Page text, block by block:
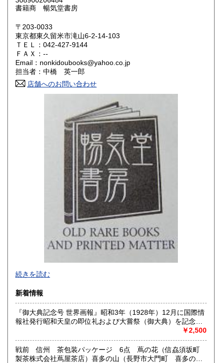
鳥取県
岡山県
山口県 300円
香川県 300円 愛媛県
高知県
300円 長崎県
300円 大分県
300円 鹿児島県
300円
書籍商 暢気堂書房
〒203-0033
東京都東久留米市滝山6-2-14-103
ＴＥＬ：042-427-9144
ＦＡＸ：--
Email：nonkidoubooks@yahoo.co.jp
担当者：中橋 英一郎
店舗へのお問い合わせ
最寄駅：花小金井
営業時間：10:00〜18:00
定休日：不定休
古本・骨董品の出張買取のお申込み・ご予約は、お電話・ま
たはメールにて承っております。 お気軽にお問合わせくださ
続きを読む
新着情報
『御大典記念号 世界画報』昭和3年（1928年）12月に国際情
報社発行昭和天皇の即位礼および大嘗祭（御大典）を記念す
るグラフ雑誌の臨時増刊号です。当時の儀式の様子や関連行
事を写した貴重な写真や解説が多数収録されています。
￥2,500
戦前 信州 茶包装パッケージ 6点 蔦の花（信劦須坂町
製茶株式会社蔦屋茶店）喜多の山（長野市大門町 喜多の園